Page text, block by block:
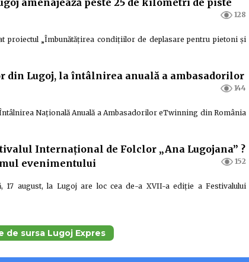
amenajează peste 25 de kilometri de piste
128
proiectul „Îmbunătățirea condițiilor de deplasare pentru pietoni și
din Lugoj, la întâlnirea anuală a ambasadorilor
144
Națională Anuală a Ambasadorilor eTwinning din România
Internațional de Folclor „Ana Lugojana” ?
evenimentului
152
17 august, la Lugoj are loc cea de-a XVII-a ediţie a Festivalului
de sursa Lugoj Expres